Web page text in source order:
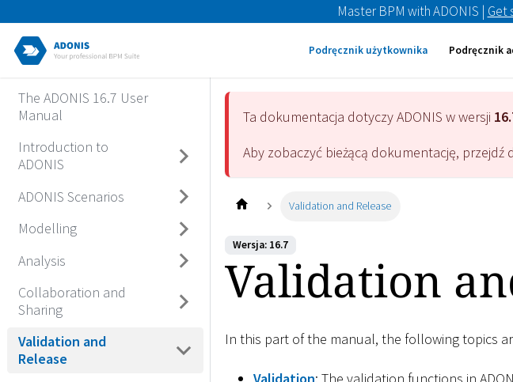
Master BPM with ADONIS | Get
Podręcznik użytkownika Podręcznik
The ADONIS 16.7 User
Manual
Introduction to
ADONIS
ADONIS Scenarios
Modelling
Analysis
Collaboration and
Sharing
Validation and
Release
Ta dokumentacja dotyczyADONIS w wersji
Aby zobaczyć bieżącą dokumentację, przejdź
Validation and Release
Wersja: 16.7
Validation
In this part of the manual, the following topics
Validation: The validation functions in